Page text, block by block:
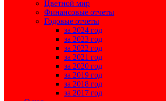
Цветной мир
Финансовые отчеты
Годовые отчеты
за 2024 год
за 2023 год
за 2022 год
за 2021 год
за 2020 год
за 2019 год
за 2018 год
за 2017 год